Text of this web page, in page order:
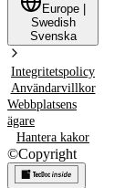
Europe
Swedish
Svenska
Integritetspolicy
Användarvillkor
Webbplatsens
ägare
Hantera kakor
©Copyright